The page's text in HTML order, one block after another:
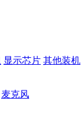
显示芯片 其他装机
麦克风